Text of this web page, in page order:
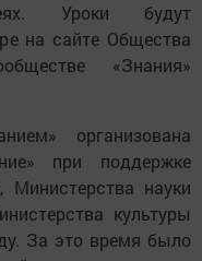
Уроки будут
на сайте Общества
«Знания»
организована
при поддержке
науки
культуры
За это время было